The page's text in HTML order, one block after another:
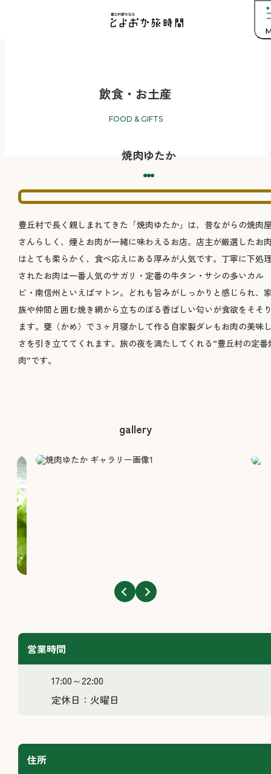
飲食・お土産
FOOD & GIFTS
焼肉ゆたか
豊丘村で長く親しまれてきた「焼肉ゆたか」は、昔ながらの焼肉
さんらしく、煙とお肉が一緒に味わえるお店。店主が厳選したお
はとても柔らかく、食べ応えにある厚みが人気です。丁寧に下処
されたお肉は一番人気のサガリ・定番の牛タン・サシの多いカル
ビ・南信州といえばマトン。どれも旨みがしっかりと感じられ、
族や仲間と囲む焼き網から立ちのぼる香ばしい匂いが食欲をそそ
ます。甕（かめ）で３ヶ月寝かして作る自家製ダレもお肉の美味
さを引き立ててくれます。旅の夜を満たしてくれる“豊丘村の定番
肉”です。
gallery
営業時間
17:00～22:00
定休日：火曜日
住所